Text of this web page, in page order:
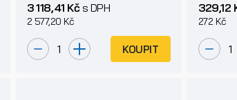
3 118,41 Kčs DPH
2 577,20 Kč
KOUPIT
329,12
272 Kč